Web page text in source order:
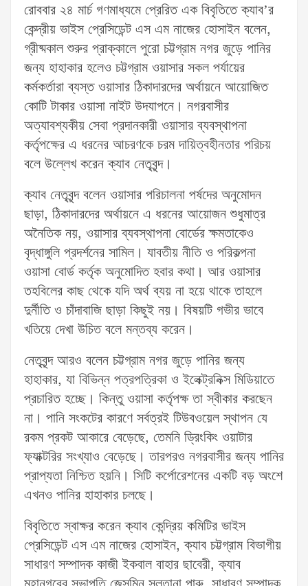
রোববার ২৪ মার্চ গণমাধ্যমে প্রেরিত এক বিবৃতিতে ক্যাব’র
কেন্দ্রীয় ভাইস প্রেসিডেন্ট এস এম নাজের হোসাইন বলেন,
গ্রীষ্মকাল শুরুর প্রাক্কালে পুরো চট্টগ্রাম নগর জুড়ে পানির
জন্য হাহাকার হলেও চট্টগ্রাম ওয়াসার সকল পর্যায়ের
কর্মকর্তারা ব্যস্ত ওয়াসার ঠিকাদারদের অর্থায়নে আয়োজিত
কোটি টাকার ওয়াসা নাইট উদযাপনে। নগরবাসীর
অত্যাবশ্যকীয় সেবা প্রদানকারী ওয়াসার ব্যবস্থাপনা
কর্তৃপক্ষের এ ধরনের আচরণকে চরম দায়িত্বহীনতার পরিচয়
বলে উল্লেখ করেন ক্যাব নেতৃবৃন্দ।
ক্যাব নেতৃবৃন্দ বলেন ওয়াসার পরিচালনা পর্ষদের অনুমোদন
ছাড়া, ঠিকাদারদের অর্থায়নে এ ধরনের আয়োজন শুধুমাত্র
অনৈতিক নয়, ওয়াসার ব্যবস্থাপনা বোর্ডের ক্ষমতাকেও
বৃদ্ধাঙ্গুলি প্রদর্শনের সামিল। যাবতীয় নীতি ও পরিকল্পনা
ওয়াসা বোর্ড কর্তৃক অনুমোদিত হবার কথা। আর ওয়াসার
তহবিলের কাছ থেকে যদি অর্থ ব্যয় না হয়ে থাকে তাহলে
দুর্নীতি ও চাঁদাবাজি ছাড়া কিছুই নয়। বিষয়টি গভীর ভাবে
খতিয়ে দেখা উচিত বলে মন্তব্য করেন।
নেতৃবৃন্দ আরও বলেন চট্টগ্রাম নগর জুড়ে পানির জন্য
হাহাকার, যা বিভিন্ন পত্রপত্রিকা ও ইলেক্ট্রনিক্স মিডিয়াতে
প্রচারিত হচ্ছে। কিন্তু ওয়াসা কর্তৃপক্ষ তা স্বীকার করছেন
না। পানি সংকটের কারণে সর্বত্রই টিউবওয়েল স্থাপন যে
রকম প্রকট আকারে বেড়েছে, তেমনি ড্রিংকিং ওয়াটার
ফ্যাক্টরির সংখ্যাও বেড়েছে। তারপরও নগরবাসীর জন্য পানির
প্রাপ্যতা নিশ্চিত হয়নি। সিটি কর্পোরেশনের একটি বড় অংশে
এখনও পানির হাহাকার চলছে।
বিবৃতিতে স্বাক্ষর করেন ক্যাব কেন্দ্রিয় কমিটির ভাইস
প্রেসিডেন্ট এস এম নাজের হোসাইন, ক্যাব চট্টগ্রাম বিভাগীয়
সাধারণ সম্পাদক কাজী ইকবাল বাহার ছাবেরী, ক্যাব